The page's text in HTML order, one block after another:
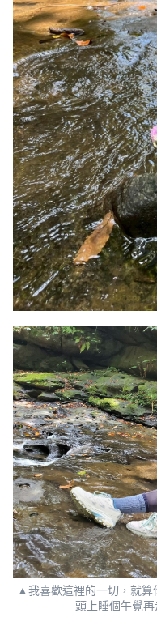
▲我喜歡這裡的一切，就算
頭上睡個午覺